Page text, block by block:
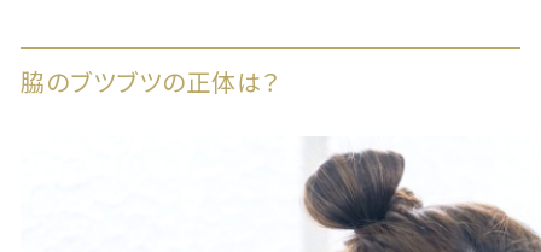
脇のブツブツの正体は？